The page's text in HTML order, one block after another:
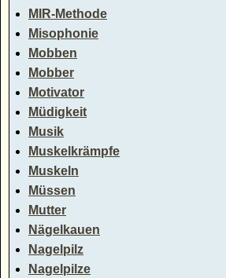
MIR-Methode
Misophonie
Mobben
Mobber
Motivator
Müdigkeit
Musik
Muskelkrämpfe
Muskeln
Müssen
Mutter
Nägelkauen
Nagelpilz
Nagelpilze